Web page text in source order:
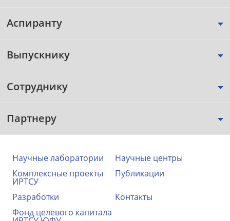
Аспиранту
Выпускнику
Сотруднику
Партнеру
Научные лаборатории
Научные центры
Комплексные проекты
ИРТСУ
Публикации
Разработки
Контакты
Фонд целевого капитала